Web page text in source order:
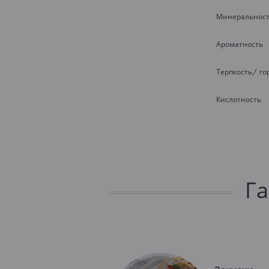
Ароматность
Терпкость/
Кислотность